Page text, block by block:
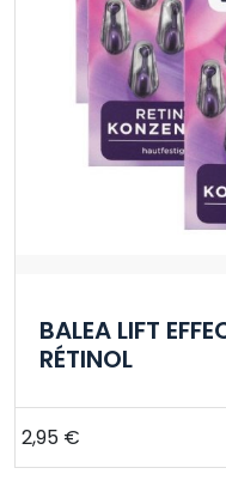
BALEA LIFT
RÉTINOL
2,95 €